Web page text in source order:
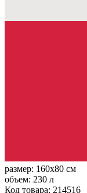
размер: 160x80 см
объем: 230 л
Код товара: 214516